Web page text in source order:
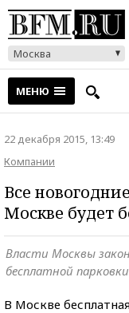
Москва
МЕНЮ
22 декабря 2015, 13:49
Компании
Все
Москве будет
Власти Москвы
бесплатной
В Москве